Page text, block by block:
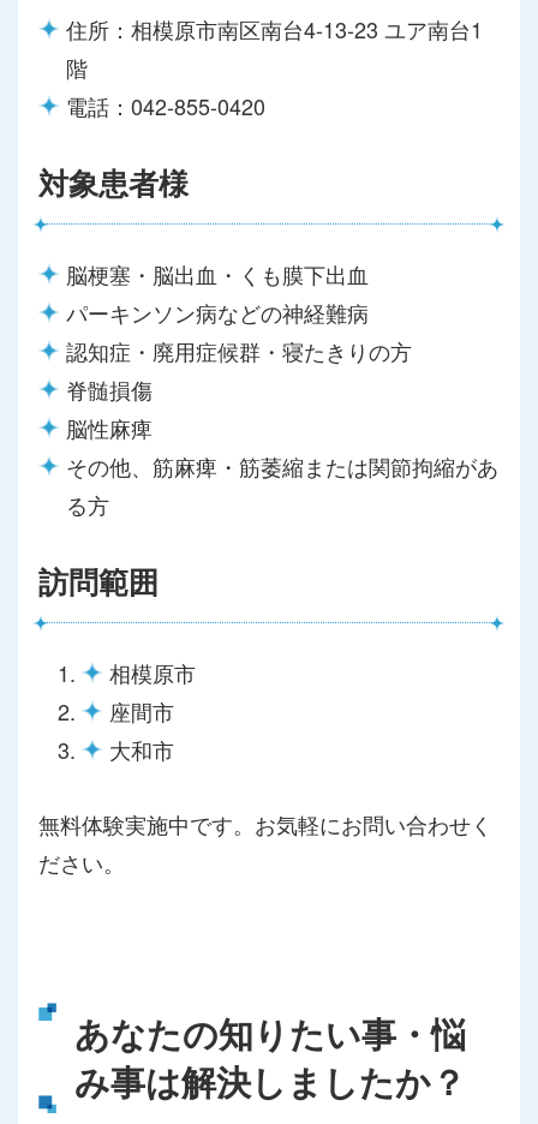
住所：相模原市南区南台4-13-23 ユア南台1
階
電話：042-855-0420
対象患者様
脳梗塞・脳出血・くも膜下出血
パーキンソン病などの神経難病
認知症・廃用症候群・寝たきりの方
脊髄損傷
脳性麻痺
その他、筋麻痺・筋萎縮または関節拘縮があ
る方
訪問範囲
相模原市
座間市
大和市
無料体験実施中です。お気軽にお問い合わせく
ださい。
あなたの知りたい事・悩
み事は解決しましたか？